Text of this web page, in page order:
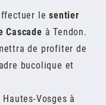
le sentier
Cascade à Tendon.
de profiter de
bucolique et
Vosges à